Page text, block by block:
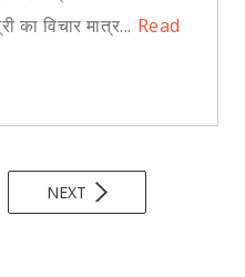
का विचार मात्र... Read
NEXT